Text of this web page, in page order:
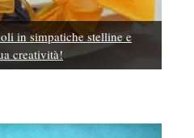
in simpatiche stelline e
creatività!